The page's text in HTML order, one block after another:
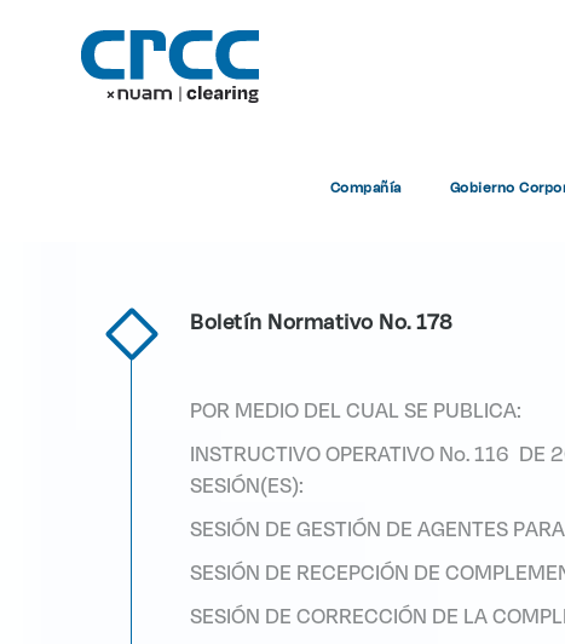
Compañía Gobierno
Boletines
Boletín Normativo No. 178
POR MEDIO DEL CUAL SE PUBLICA:
INSTRUCTIVO OPERATIVO No. 116 DE
SESIÓN(ES):
SESIÓN DE GESTIÓN DE AGENTES
SESIÓN DE RECEPCIÓN DE
SESIÓN DE CORRECCIÓN DE LA